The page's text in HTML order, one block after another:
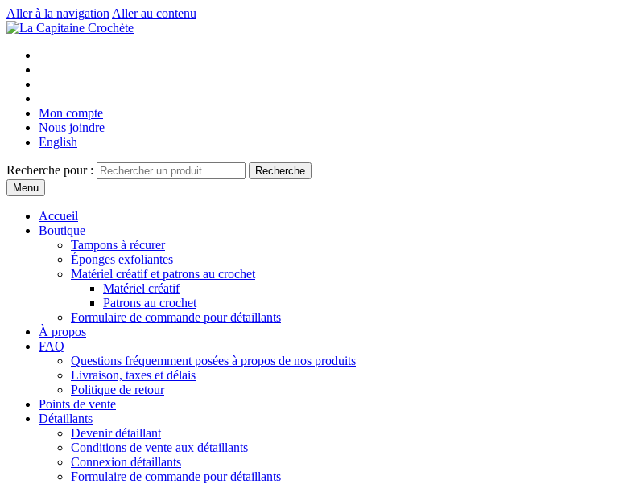
Aller à la navigation Aller au contenu
Mon compte
Nous joindre
English
Recherche pour :
Recherche
Menu
Accueil
Boutique
Tampons à récurer
Éponges exfoliantes
Matériel créatif et patrons au crochet
Matériel créatif
Patrons au crochet
Formulaire de commande pour détaillants
À propos
FAQ
Questions fréquemment posées à propos de nos produits
Livraison, taxes et délais
Politique de retour
Points de vente
Détaillants
Devenir détaillant
Conditions de vente aux détaillants
Connexion détaillants
Formulaire de commande pour détaillants